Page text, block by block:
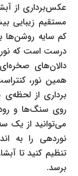
عکس‌برداری از
مستقیم زیبایی
کم سایه روشن‌ها
درست است که
دالان‌های
همین نور،
برداری از
روی سنگ‌ها و
می‌توانید از یک
نوردهی را به
تنظیم کنید تا
برسد.